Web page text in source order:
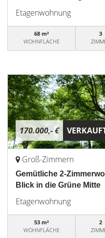
Etagenwohnung
68 m²
WOHNFLÄCHE
3
170.000,- €
Groß-Zimmern
Gemütliche 2-
Blick in die Grüne Mitte
Etagenwohnung
53 m²
WOHNFLÄCHE
2